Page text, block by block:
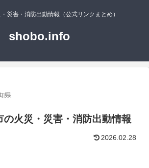
災害・消防出動情報（公式リンクまとめ）
shobo.info
県
の火災・災害・消防出動情報
2026.02.28